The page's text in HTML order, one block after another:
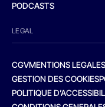
PODCASTS
LEGAL
CGVMENTIONS LEGALES
GESTION DES COOKIES
POLITIQUE